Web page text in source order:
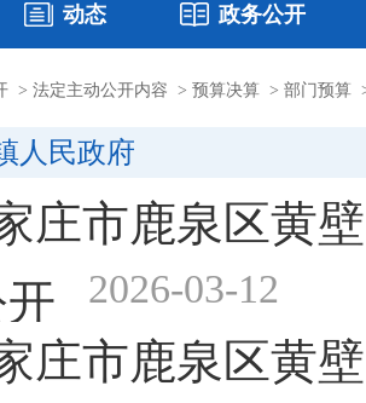
动态
鹿泉要闻 图片新闻
政务公开
本区文件 财政预决算
> 法定主动公开内容 > 预算决算 > 部门预算
人民政府
庄市鹿泉区黄
开 2026-03-12
庄市鹿泉区黄